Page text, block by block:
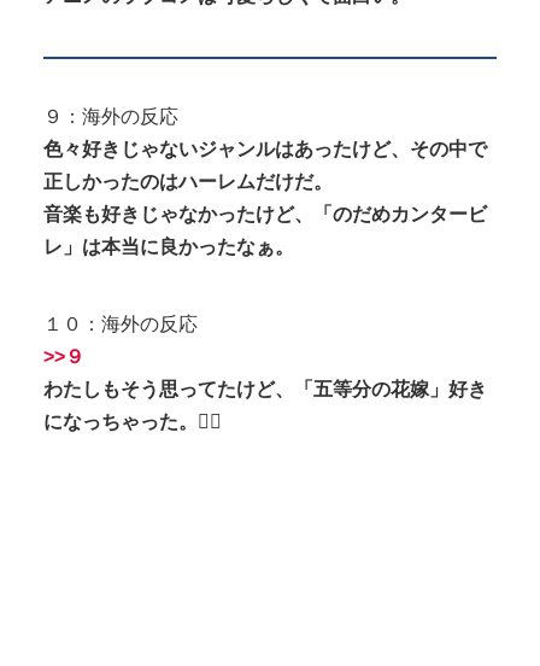
９：海外の反応
色々好きじゃないジャンルはあったけど、その中で
正しかったのはハーレムだけだ。
音楽も好きじゃなかったけど、「のだめカンタービ
レ」は本当に良かったなぁ。
１０：海外の反応
>>９
わたしもそう思ってたけど、「五等分の花嫁」好き
になっちゃった。
🤷‍♂️